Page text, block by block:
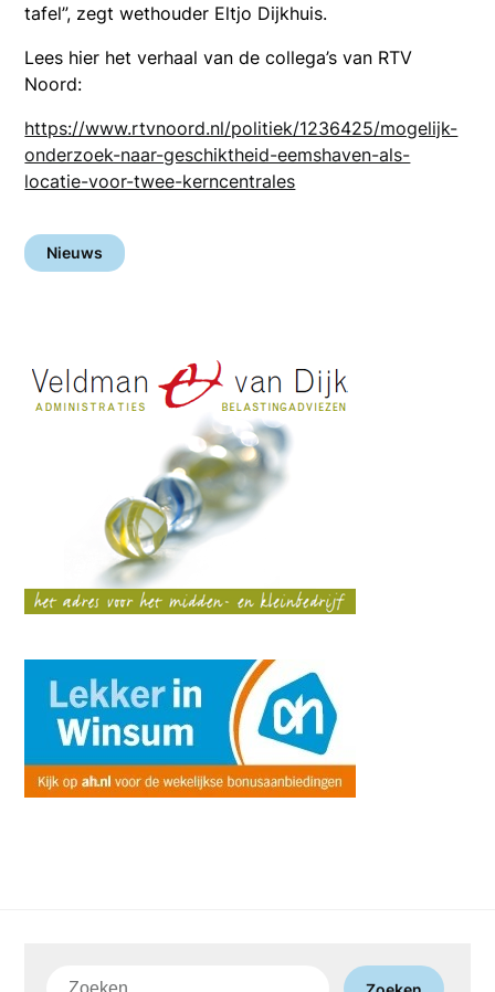
tafel”, zegt wethouder Eltjo Dijkhuis.
Lees hier het verhaal van de collega’s van RTV
Noord:
https://www.rtvnoord.nl/politiek/1236425/mogelijk-
onderzoek-naar-geschiktheid-eemshaven-als-
locatie-voor-twee-kerncentrales
Nieuws
Zoeken